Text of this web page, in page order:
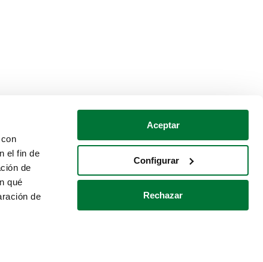
el fin de
de
qué
de
Aceptar
Configurar
Rechazar